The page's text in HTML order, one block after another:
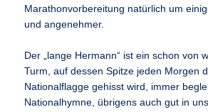
Marathonvorbereitung natürlich um
und angenehmer.
Der „lange Hermann“ ist ein schon von
Turm, auf dessen Spitze jeden Morgen
Nationalflagge gehisst wird, immer
Nationalhymne, übrigens auch gut in